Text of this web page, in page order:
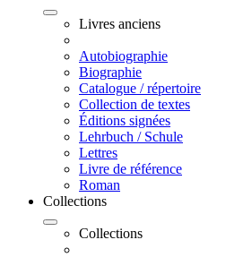
Livres anciens
Autobiographie
Biographie
Catalogue / répertoire
Collection de textes
Éditions signées
Lehrbuch / Schule
Lettres
Livre de référence
Roman
Collections
Collections